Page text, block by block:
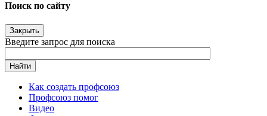
Поиск по сайту
Закрыть
Введите запрос для поиска
Найти
Как создать профсоюз
Профсоюз помог
Видео